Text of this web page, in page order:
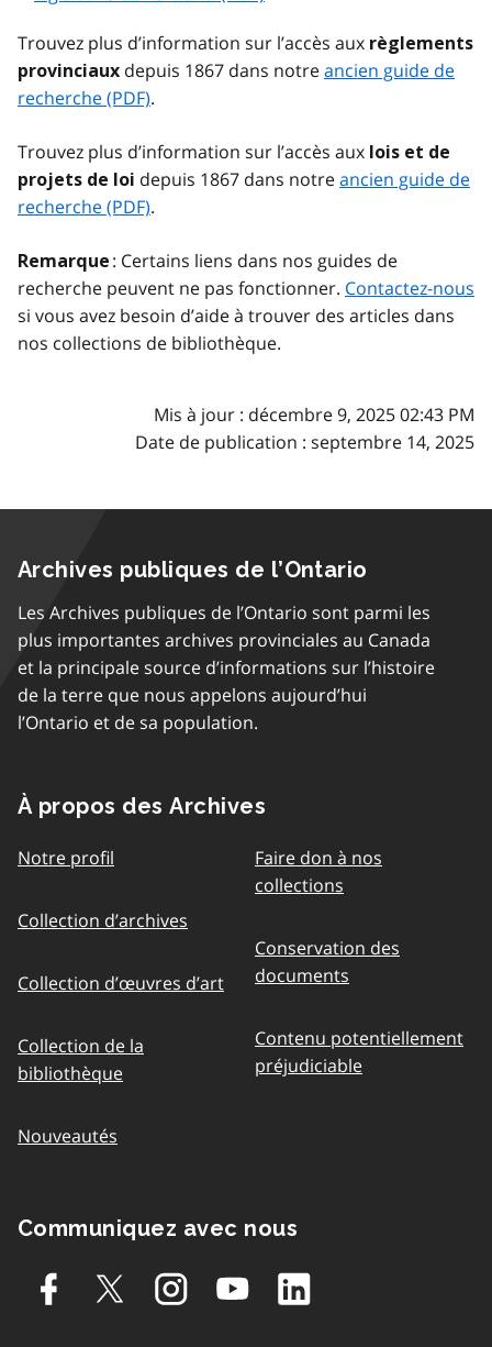
Trouvez plus d’information sur l’accès aux règlements
provinciaux depuis 1867 dans notreancien guide de
recherche (PDF).
Trouvez plus d’information sur l’accès aux lois et de
projets de loi depuis 1867 dans notreancien guide de
recherche (PDF).
Remarque : Certains liens dans nos guides de
recherche peuvent ne pas fonctionner. Contactez-nous
si vous avez besoin d’aide à trouver des articles dans
nos collections de bibliothèque.
Mis à jour : décembre 9, 2025 02:43 PM
Date de publication : septembre 14, 2025
Archives publiques de l’Ontario
Les Archives publiques de l’Ontario sont parmi les
plus importantes archives provinciales au Canada
et la principale source d’informations sur l’histoire
de la terre que nous appelons aujourd’hui
l’Ontario et de sa population.
À propos des Archives
Notre profil
Collection d’archives
Collection d’œuvres d’art
Collection de la
bibliothèque
Nouveautés
Faire don à nos
collections
Conservation des
documents
Contenu potentiellement
préjudiciable
Communiquez avec nous